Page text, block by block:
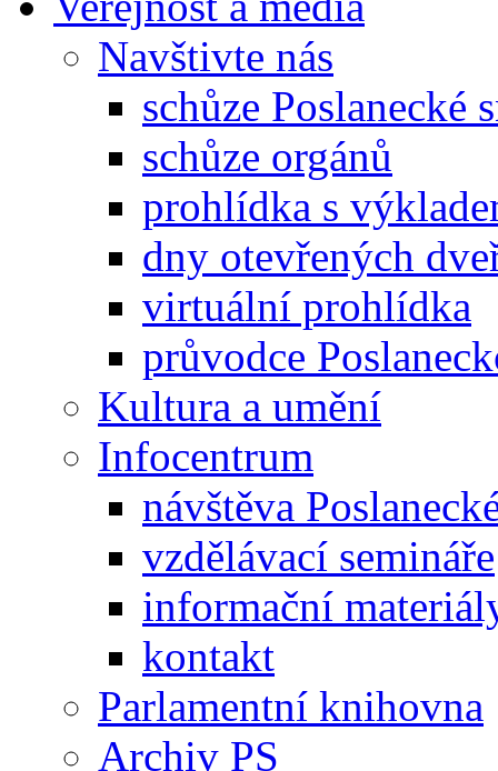
Navštivte nás
schůze Poslanecké
schůze orgánů
prohlídka s
dny otevřených
virtuální prohlídka
průvodce
Kultura a umění
Infocentrum
návštěva
vzdělávací semináře
informační
kontakt
Parlamentní knihovna
Archiv PS